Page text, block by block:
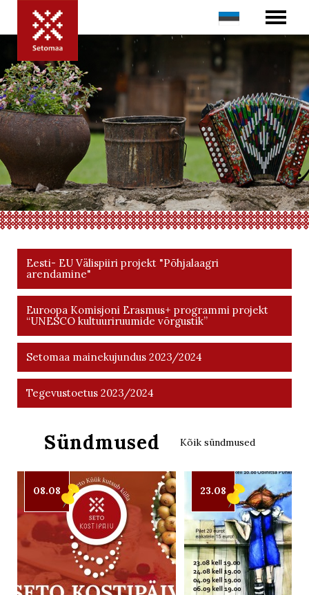
Eesti- EU Välispiiri projekt "Põhjalaagri
arendamine"
Euroopa Komisjoni Erasmus+ programmi projekt
“UNESCO kultuuriruumide võrgustik”
Setomaa mainekujundus 2023/2024
Tegevustoetus 2023/2024
Sündmused Kõik sündmused
08.08 23.08